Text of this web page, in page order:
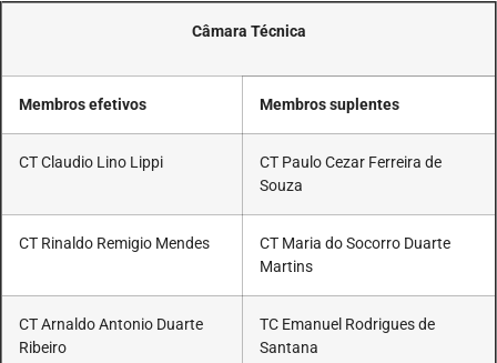
Câmara Técnica
Membros efetivos Membros suplentes
CT Claudio Lino Lippi
CT Paulo Cezar Ferreira de
Souza
CT Rinaldo Remigio Mendes
CT Maria do Socorro Duarte
Martins
CT Arnaldo Antonio Duarte
Ribeiro
TC Emanuel Rodrigues de
Santana